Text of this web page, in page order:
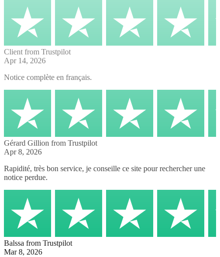
Client from Trustpilot
Apr 14, 2026
Notice complète en français.
Gérard Gillion from Trustpilot
Apr 8, 2026
Rapidité, très bon service, je conseille ce site pour rechercher une
notice perdue.
Balssa from Trustpilot
Mar 8, 2026